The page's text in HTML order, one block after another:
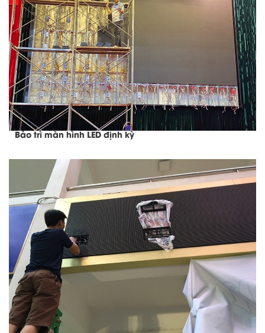
Bảo trì màn hình LED định kỳ